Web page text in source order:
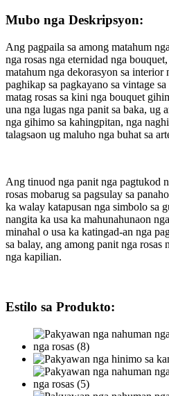
Mubo nga Deskripsyon:
Ang pagpaila sa among matahum
nga rosas nga eternidad nga
matahum nga dekorasyon sa interior
paghikap sa pagkayano sa vintage
matag rosas sa kini nga bouquet
una nga lugas nga panit sa baka, ug
nga gihimo sa kahingpitan, nga
talagsaon ug maluho nga buhat sa
Ang tinuod nga panit nga pagtukod
rosas mobarug sa pagsulay sa
ka walay katapusan nga simbolo sa
nangita ka usa ka mahunahunaon
minahal o usa ka katingad-an nga
sa balay, ang among panit nga rosas
nga kapilian.
Estilo sa Produkto: